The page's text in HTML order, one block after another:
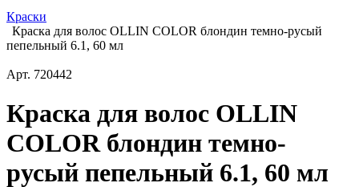
Краски
Краска для волос OLLIN COLOR блондин темно-русый
пепельный 6.1, 60 мл
Арт. 720442
Краска для волос OLLIN
COLOR блондин темно-
русый пепельный 6.1, 60 мл